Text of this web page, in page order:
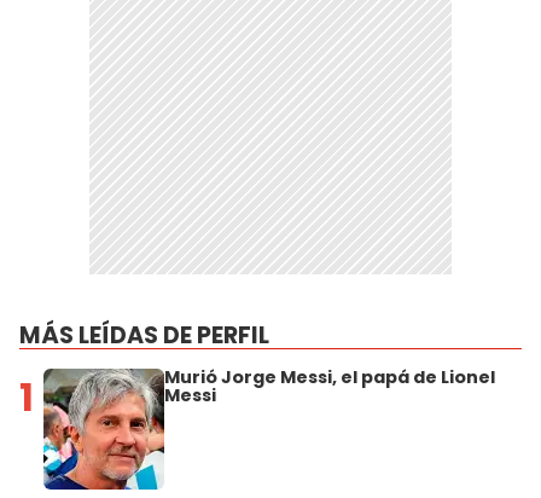
MÁS LEÍDAS DE PERFIL
1 Murió Jorge Messi, el papá de Lionel
Messi